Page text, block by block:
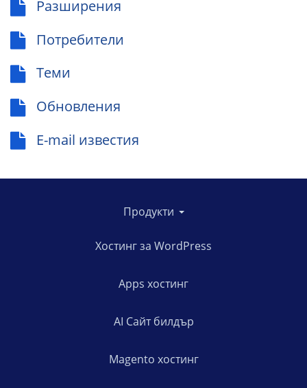
Разширения
Потребители
Теми
Обновления
E-mail известия
Продукти
Хостинг за WordPress
Apps хостинг
AI Сайт билдър
Magento хостинг